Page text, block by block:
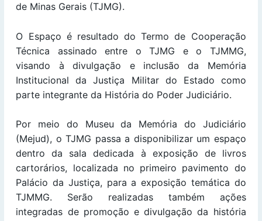
de Minas Gerais (TJMG).
O Espaço é resultado do Termo de Cooperação
Técnica assinado entre o TJMG e o TJMMG,
visando à divulgação e inclusão da Memória
Institucional da Justiça Militar do Estado como
parte integrante da História do Poder Judiciário.
Por meio do Museu da Memória do Judiciário
(Mejud), o TJMG passa a disponibilizar um espaço
dentro da sala dedicada à exposição de livros
cartorários, localizada no primeiro pavimento do
Palácio da Justiça, para a exposição temática do
TJMMG. Serão realizadas também ações
integradas de promoção e divulgação da história